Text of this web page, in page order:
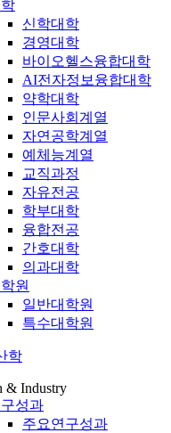
신학대학
경영대학
바이오헬스융합대학
AI전자정보융합대학
약학대학
인문사회계열
자연공학계열
예체능계열
교직과정
자유전공
학부대학
융합전공
간호대학
의과대학
원
일반대학원
특수대학원
학
& Industry
성과
주요연구성과